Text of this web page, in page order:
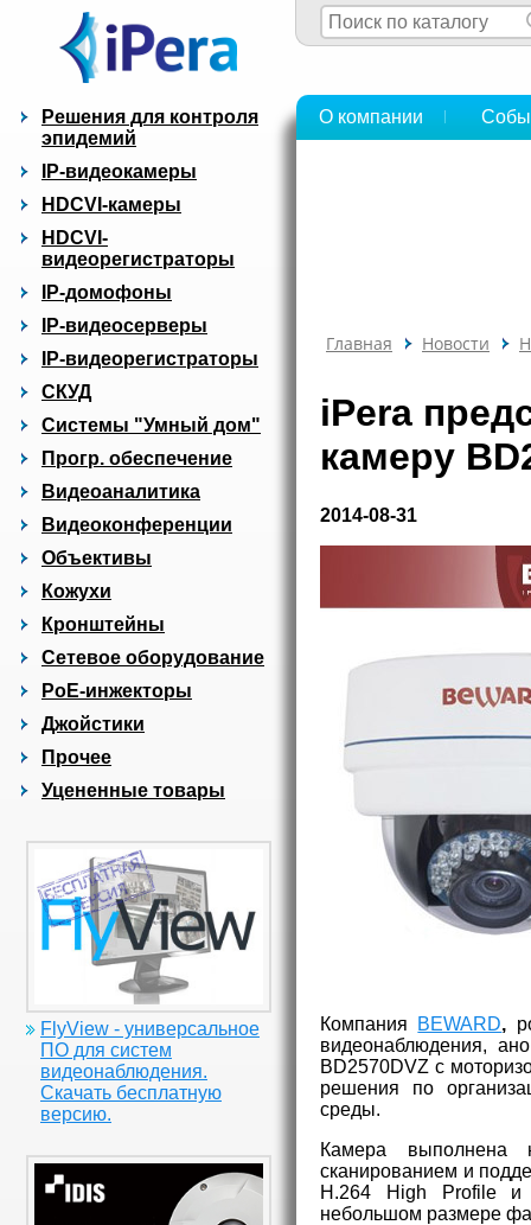
Решения для контроля
эпидемий
IP-видеокамеры
HDCVI-камеры
HDCVI-
видеорегистраторы
IP-домофоны
IP-видеосерверы
IP-видеорегистраторы
СКУД
Системы "Умный дом"
Прогр. обеспечение
Видеоаналитика
Видеоконференции
Объективы
Кожухи
Кронштейны
Сетевое оборудование
PoE-инжекторы
Джойстики
Прочее
Уцененные товары
FlyView - универсальное
ПО для систем
видеонаблюдения.
Скачать бесплатную
версию.
О компании
Главная Новости
iPera
камеру
2014-08-31
Компания BEWARD,
видеонаблюдения,
BD2570DVZ с
решения по
среды.
Камера выполнена
сканированием и
Н.264 High Profile и
небольшом размере